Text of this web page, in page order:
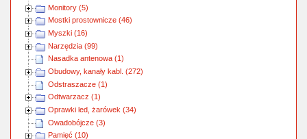
Monitory (5)
Mostki prostownicze (46)
Myszki (16)
Narzędzia (99)
Nasadka antenowa (1)
Obudowy, kanały kabl. (272)
Odstraszacze (1)
Odtwarzacz (1)
Oprawki led, żarówek (34)
Owadobójcze (3)
Pamięć (10)